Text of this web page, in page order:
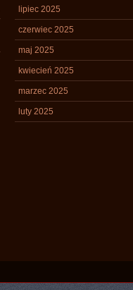
lipiec 2025
czerwiec 2025
maj 2025
kwiecień 2025
marzec 2025
luty 2025